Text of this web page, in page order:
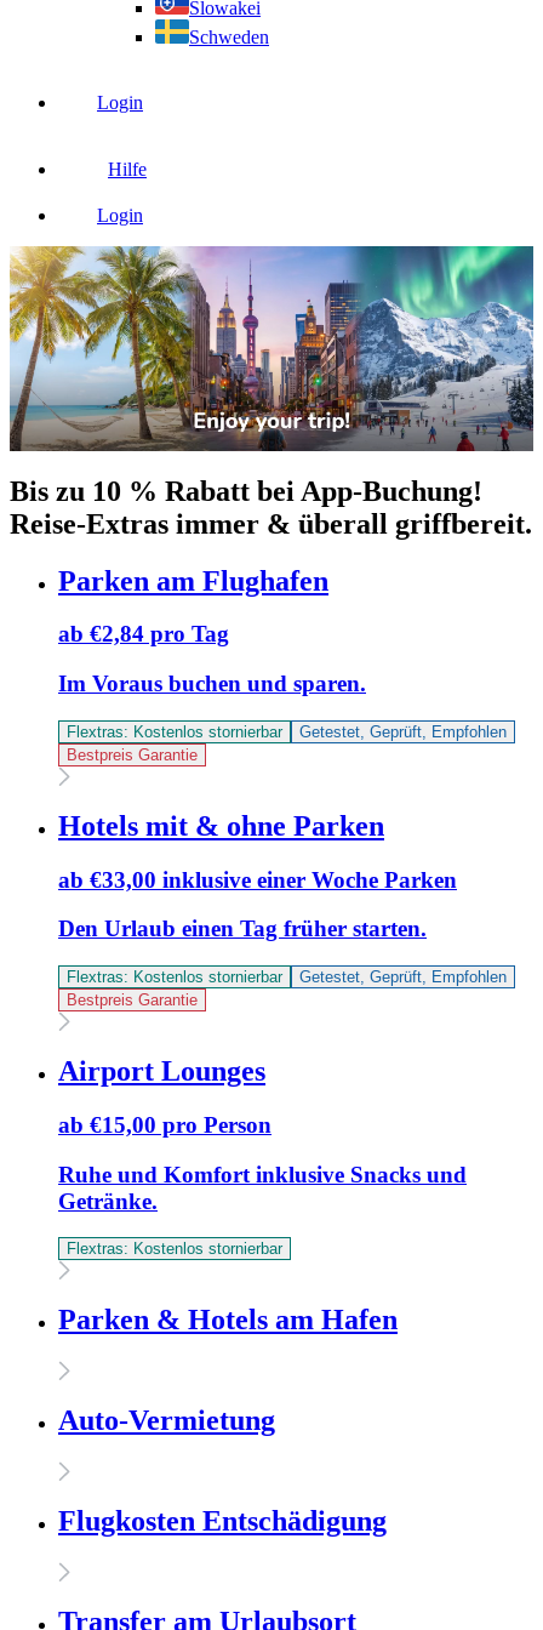
Slowakei
Schweden
Login
Hilfe
Login
Bis zu 10 % Rabatt bei App-Buchung!
Reise-Extras immer & überall griffbereit.
Parken am Flughafen
ab €2,84 pro Tag
Im Voraus buchen und sparen.
Flextras: Kostenlos stornierbar
Getestet, Geprüft, Empfohlen
Bestpreis Garantie
Hotels mit & ohne Parken
ab €33,00 inklusive einer Woche Parken
Den Urlaub einen Tag früher starten.
Flextras: Kostenlos stornierbar
Getestet, Geprüft, Empfohlen
Bestpreis Garantie
Airport Lounges
ab €15,00 pro Person
Ruhe und Komfort inklusive Snacks und
Getränke.
Flextras: Kostenlos stornierbar
Parken & Hotels am Hafen
Auto-Vermietung
Flugkosten Entschädigung
Transfer am Urlaubsort